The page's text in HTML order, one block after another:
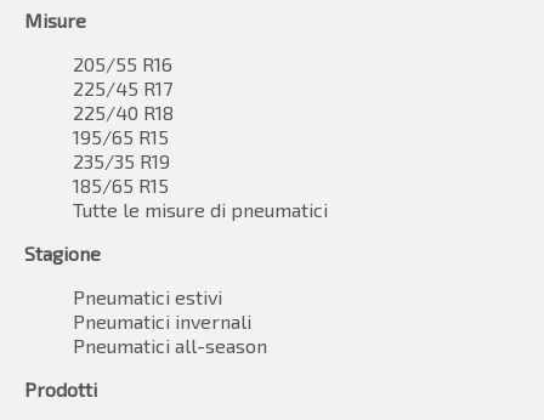
Misure
205/55 R16
225/45 R17
225/40 R18
195/65 R15
235/35 R19
185/65 R15
Tutte le misure di pneumatici
Stagione
Pneumatici estivi
Pneumatici invernali
Pneumatici all-season
Prodotti